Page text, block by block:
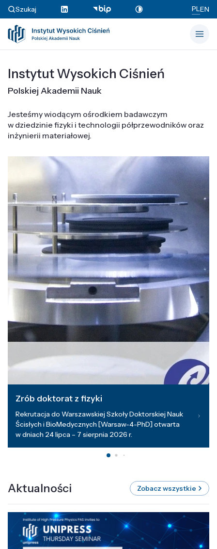
Szukaj PLEN
Instytut Wysokich Ciśnień
Polskiej Akademii Nauk
Jesteśmy wiodącym ośrodkiem badawczym
w dziedzinie fizyki i technologii półprzewodników oraz
inżynierii materiałowej.
Zrób doktorat z fizyki
Rekrutacja do Warszawskiej Szkoły Doktorskiej Nauk
Ścisłych i BioMedycznych [Warsaw-4-PhD] otwarta
w dniach 24 lipca – 7 sierpnia 2026 r.
Aktualności Zobacz wszystkie